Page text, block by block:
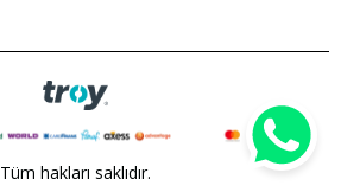
Tüm hakları saklıdır.